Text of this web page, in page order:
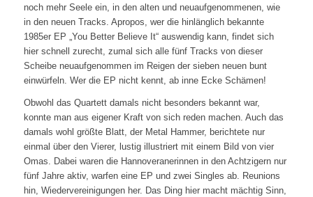
noch mehr Seele ein, in den alten und neuaufgenommenen, wie
in den neuen Tracks. Apropos, wer die hinlänglich bekannte
1985er EP „You Better Believe It“ auswendig kann, findet sich
hier schnell zurecht, zumal sich alle fünf Tracks von dieser
Scheibe neuaufgenommen im Reigen der sieben neuen bunt
einwürfeln. Wer die EP nicht kennt, ab inne Ecke Schämen!
Obwohl das Quartett damals nicht besonders bekannt war,
konnte man aus eigener Kraft von sich reden machen. Auch das
damals wohl größte Blatt, der Metal Hammer, berichtete nur
einmal über den Vierer, lustig illustriert mit einem Bild von vier
Omas. Dabei waren die Hannoveranerinnen in den Achtzigern nur
fünf Jahre aktiv, warfen eine EP und zwei Singles ab. Reunions
hin, Wiedervereinigungen her. Das Ding hier macht mächtig Sinn,